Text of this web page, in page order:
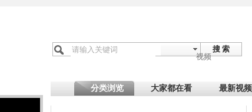
搜 索
视频
分类浏览 大家都在看 最新视频